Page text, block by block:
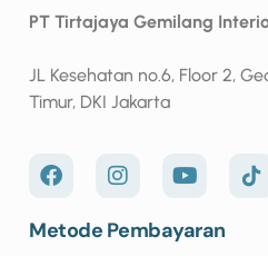
PT Tirtajaya Gemilang
JL Kesehatan no.6, Floor 2,
Timur, DKI Jakarta
Metode Pembayaran